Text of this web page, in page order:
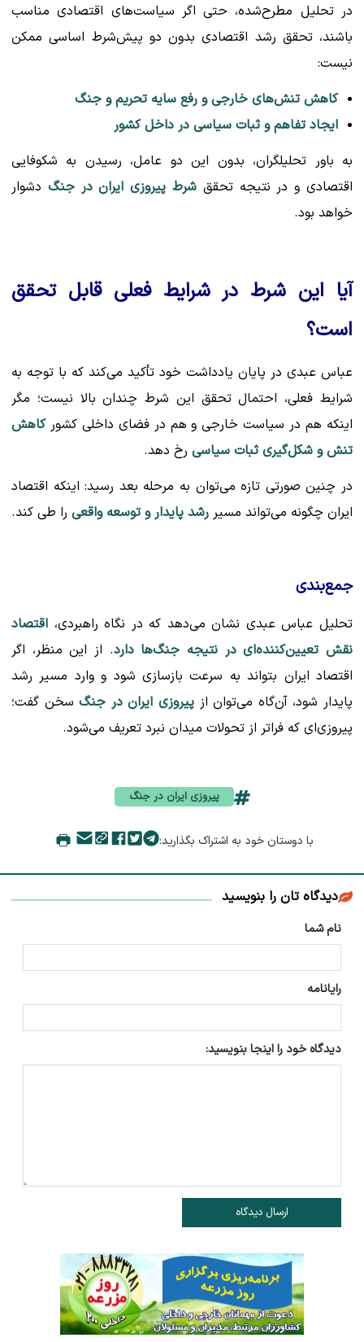
در تحلیل مطرح‌شده، حتی اگر سیاست‌های اقتصادی مناسب
باشند، تحقق رشد اقتصادی بدون دو پیش‌شرط اساسی ممکن
نیست:
کاهش تنش‌های خارجی و رفع سایه تحریم و جنگ
ایجاد تفاهم و ثبات سیاسی در داخل کشور
به باور تحلیلگران، بدون این دو عامل، رسیدن به شکوفایی
اقتصادی و در نتیجه تحقق شرط پیروزی ایران در جنگ دشوار
خواهد بود.
آیا این شرط در شرایط فعلی قابل تحقق
است؟
عباس عبدی در پایان یادداشت خود تأکید می‌کند که با توجه به
شرایط فعلی، احتمال تحقق این شرط چندان بالا نیست؛ مگر
اینکه هم در سیاست خارجی و هم در فضای داخلی کشورکاهش
تنش و شکل‌گیری ثبات سیاسی رخ دهد.
در چنین صورتی تازه می‌توان به مرحله بعد رسید: اینکه اقتصاد
ایران چگونه می‌تواند مسیر رشد پایدار و توسعه واقعی را طی کند.
جمع‌بندی
تحلیل عباس عبدی نشان می‌دهد که در نگاه راهبردی، اقتصاد
نقش تعیین‌کننده‌ای در نتیجه جنگ‌ها دارد. از این منظر، اگر
اقتصاد ایران بتواند به سرعت بازسازی شود و وارد مسیر رشد
پایدار شود، آن‌گاه می‌توان از پیروزی ایران در جنگسخن گفت؛
پیروزی‌ای که فراتر از تحولات میدان نبرد تعریف می‌شود.
پیروزی ایران در جنگ
با دوستان خود به اشتراک بگذارید:
دیدگاه تان را بنویسید
نام شما
رایانامه
دیدگاه خود را اینجا بنویسید:
ارسال دیدگاه